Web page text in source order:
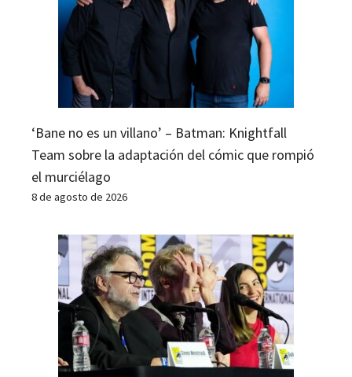
‘Bane no es un villano’ – Batman: Knightfall
Team sobre la adaptación del cómic que rompió
el murciélago
8 de agosto de 2026